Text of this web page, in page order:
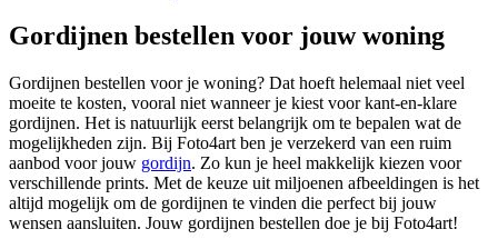
Gordijnen bestellen voor jouw woning
Gordijnen bestellen voor je woning? Dat hoeft helemaal niet veel
moeite te kosten, vooral niet wanneer je kiest voor kant-en-klare
gordijnen. Het is natuurlijk eerst belangrijk om te bepalen wat de
mogelijkheden zijn. Bij Foto4art ben je verzekerd van een ruim
aanbod voor jouw gordijn. Zo kun je heel makkelijk kiezen voor
verschillende prints. Met de keuze uit miljoenen afbeeldingen is het
altijd mogelijk om de gordijnen te vinden die perfect bij jouw
wensen aansluiten. Jouw gordijnen bestellen doe je bij Foto4art!